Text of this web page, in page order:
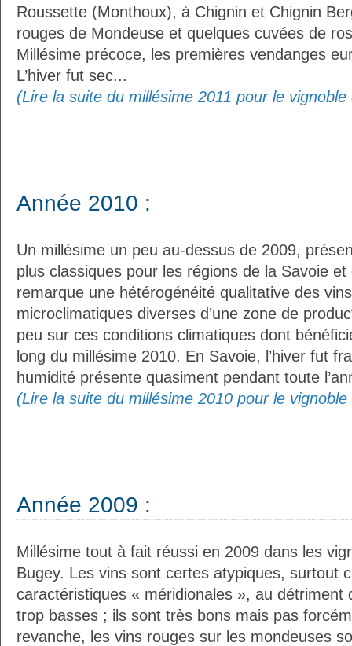
Roussette (Monthoux), à Chignin et Chignin
rouges de Mondeuse et quelques cuvées de
Millésime précoce, les premières vendanges
L’hiver fut sec...
(Lire la suite du millésime 2011 pour le
Année 2010 :
Un millésime un peu au-dessus de 2009,
plus classiques pour les régions de la Savoie
remarque une hétérogénéité qualitative des
microclimatiques diverses d’une zone de
peu sur ces conditions climatiques dont
long du millésime 2010. En Savoie, l’hiver fut
humidité présente quasiment pendant toute
(Lire la suite du millésime 2010 pour le
Année 2009 :
Millésime tout à fait réussi en 2009 dans les
Bugey. Les vins sont certes atypiques, surtout
caractéristiques « méridionales », au détriment
trop basses ; ils sont très bons mais pas
revanche, les vins rouges sur les mondeuses